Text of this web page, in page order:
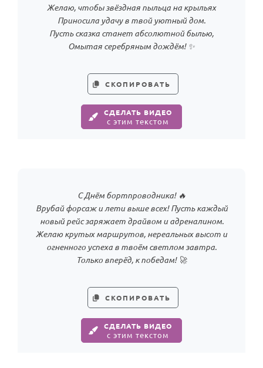
Юбилей
Свадьба
Календарь праздников
Детям
Все родственники
ПЕРСОНАЛЬНЫЕ
Желаю, чтобы звёздная пыльца на крыльях
Приносила удачу в твой уютный дом.
Пусть сказка станет абсолютной былью,
Омытая серебряным дождём! ✨
СКОПИРОВАТЬ
СДЕЛАТЬ ВИДЕО
с этим текстом
С Днём бортпроводника! 🔥
Врубай форсаж и лети выше всех! Пусть каждый
новый рейс заряжает драйвом и адреналином.
Желаю крутых маршрутов, нереальных высот и
огненного успеха в твоём светлом завтра.
Только вперёд, к победам! 🚀
СКОПИРОВАТЬ
СДЕЛАТЬ ВИДЕО
с этим текстом